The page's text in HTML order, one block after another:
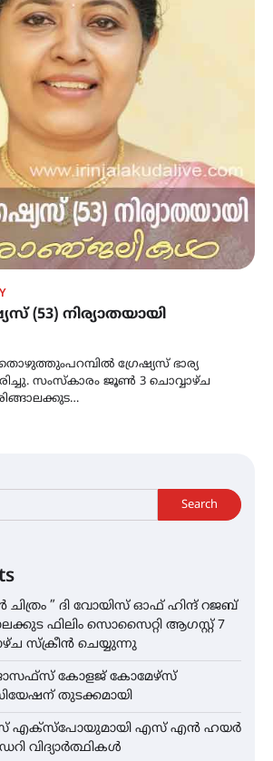
(53) നിര്യാതയായി
ഗ്രേഷ്യസ് ഭാര്യ
സംസ്കാരം ജൂൺ 3 ചൊവ്വാഴ്ച
Search
ചിത്രം ” ദി വോയിസ് ഓഫ് ഹിന്ദ് റജബ്
ഫിലിം സൊസൈറ്റി ആഗസ്റ്റ് 7
സ്‌ക്രീൻ ചെയ്യുന്നു
കോളജ് കോമേഴ്‌സ്
തുടക്കമായി
എക്സ്പോയുമായി എസ് എൻ ഹയർ
വിദ്യാർത്ഥികൾ